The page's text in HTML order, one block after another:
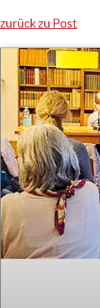
zurück zu Post